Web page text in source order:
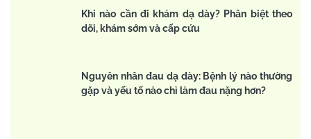
Khi nào cần đi khám dạ dày? Phân biệt theo
dõi, khám sớm và cấp cứu
Nguyên nhân đau dạ dày: Bệnh lý nào thường
gặp và yếu tố nào chỉ làm đau nặng hơn?